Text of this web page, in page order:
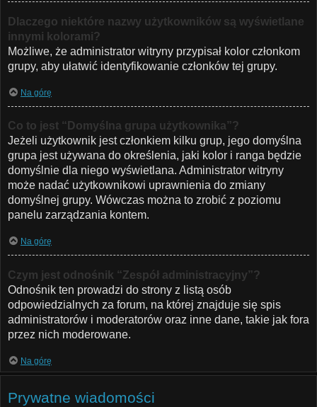
Dlaczego niektóre nazwy użytkowników są wyświetlane
innymi kolorami?
Możliwe, że administrator witryny przypisał kolor członkom
grupy, aby ułatwić identyfikowanie członków tej grupy.
Na górę
Co to jest “Domyślna grupa użytkownika”?
Jeżeli użytkownik jest członkiem kilku grup, jego domyślna
grupa jest używana do określenia, jaki kolor i ranga będzie
domyślnie dla niego wyświetlana. Administrator witryny
może nadać użytkownikowi uprawnienia do zmiany
domyślnej grupy. Wówczas można to zrobić z poziomu
panelu zarządzania kontem.
Na górę
Czym jest odnośnik “Zespół administracyjny”?
Odnośnik ten prowadzi do strony z listą osób
odpowiedzialnych za forum, na której znajduje się spis
administratorów i moderatorów oraz inne dane, takie jak fora
przez nich moderowane.
Na górę
Prywatne wiadomości